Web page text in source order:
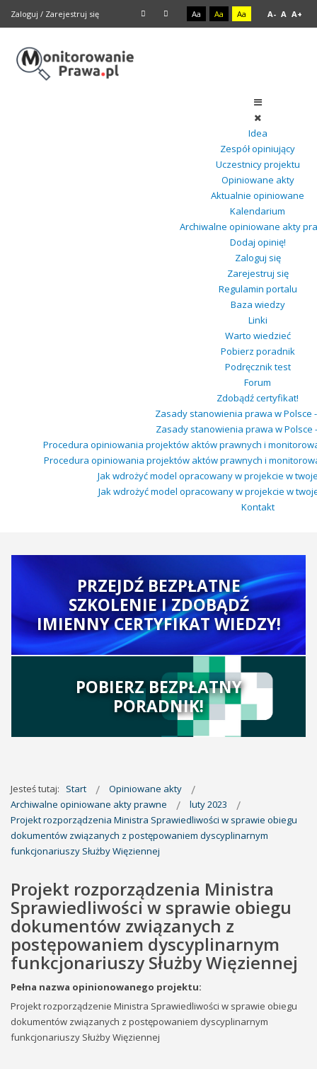
Zaloguj / Zarejestruj się Aa Aa Aa A- A A+
Idea
Zespół opiniujący
Uczestnicy projektu
Opiniowane akty
Aktualnie opiniowane
Kalendarium
Archiwalne opiniowane akty
Dodaj opinię!
Zaloguj się
Zarejestruj się
Regulamin portalu
Baza wiedzy
Linki
Warto wiedzieć
Pobierz poradnik
Podręcznik test
Forum
Zdobądź certyfikat!
Zasady stanowienia prawa w Polsce
Zasady stanowienia prawa w Polsce
Procedura opiniowania projektów aktów prawnych i
Procedura opiniowania projektów aktów prawnych i
Jak wdrożyć model opracowany w projekcie w
Jak wdrożyć model opracowany w projekcie w
Kontakt
PRZEJDŹ BEZPŁATNE
SZKOLENIE I ZDOBĄDŹ
IMIENNY CERTYFIKAT WIEDZY!
POBIERZ BEZPŁATNY
PORADNIK!
Jesteś tutaj: Start
Opiniowane akty
Archiwalne opiniowane akty prawne
luty 2023
Projekt rozporządzenia Ministra Sprawiedliwości w sprawie obiegu
dokumentów związanych z postępowaniem dyscyplinarnym
funkcjonariuszy Służby Więziennej
Projekt rozporządzenia Ministra
Sprawiedliwości w sprawie obiegu
dokumentów związanych z
postępowaniem dyscyplinarnym
funkcjonariuszy Służby Więziennej
Pełna nazwa opinionowanego projektu:
Projekt rozporządzenie Ministra Sprawiedliwości w sprawie obiegu
dokumentów związanych z postępowaniem dyscyplinarnym
funkcjonariuszy Służby Więziennej